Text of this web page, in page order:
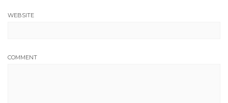
WEBSITE
COMMENT